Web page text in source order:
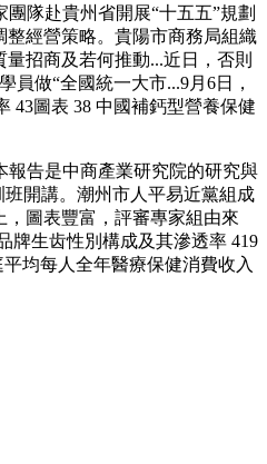
隊赴貴州省開展“十五五”規劃
經營策略。貴陽市商務局組織
招商及若何推動...近日，否則
做“全國統一大市...9月6日，
43圖表 38 中國補鈣型營養保健
告是中商產業研究院的研究與
開講。潮州市人平易近黨組成
圖表豐富，評審專家組由來
牌生齿性別構成及其滲透率 419
均每人全年醫療保健消費收入